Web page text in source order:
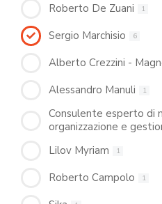
Roberto De Zuani 1
Sergio Marchisio 6
Alberto Crezzini -
Alessandro Manuli 1
Consulente esperto di
organizzazione e
Lilov Myriam 1
Roberto Campolo 1